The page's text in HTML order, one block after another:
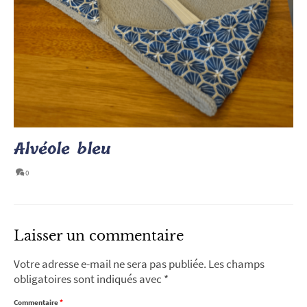
Alvéole bleu
0
Laisser un commentaire
Votre adresse e-mail ne sera pas publiée. Les champs
obligatoires sont indiqués avec *
Commentaire*